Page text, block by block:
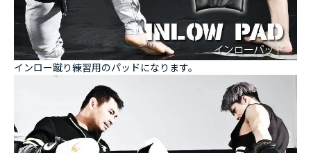
インロー蹴り練習用のパッドになります。